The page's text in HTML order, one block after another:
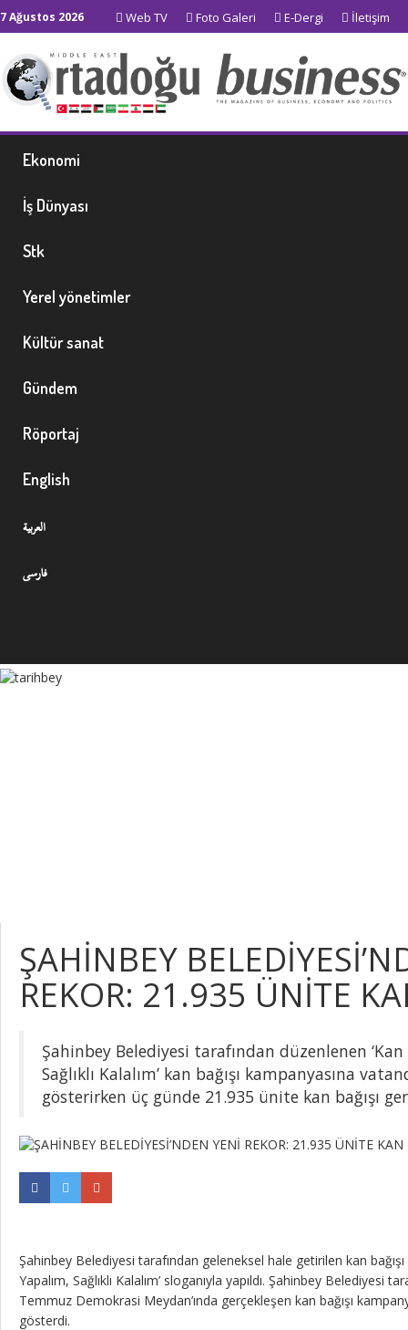
7 Ağustos 2026 Web TV Foto Galeri E-Dergi İletişim
Ekonomi
İş Dünyası
Stk
Yerel yönetimler
Kültür sanat
Gündem
Röportaj
English
العربية
فارسی
ŞAHİNBEY
REKOR: 21.935 ÜNİTE
Şahinbey Belediyesi tarafından düzenlenen
Sağlıklı Kalalım’ kan bağışı kampanyasına
gösterirken üç günde 21.935 ünite kan bağışı
Şahinbey Belediyesi tarafından geleneksel hale getirilen kan
Yapalım, Sağlıklı Kalalım’ sloganıyla yapıldı. Şahinbey Belediyesi
Temmuz Demokrasi Meydan’ında gerçekleşen kan bağışı
gösterdi.